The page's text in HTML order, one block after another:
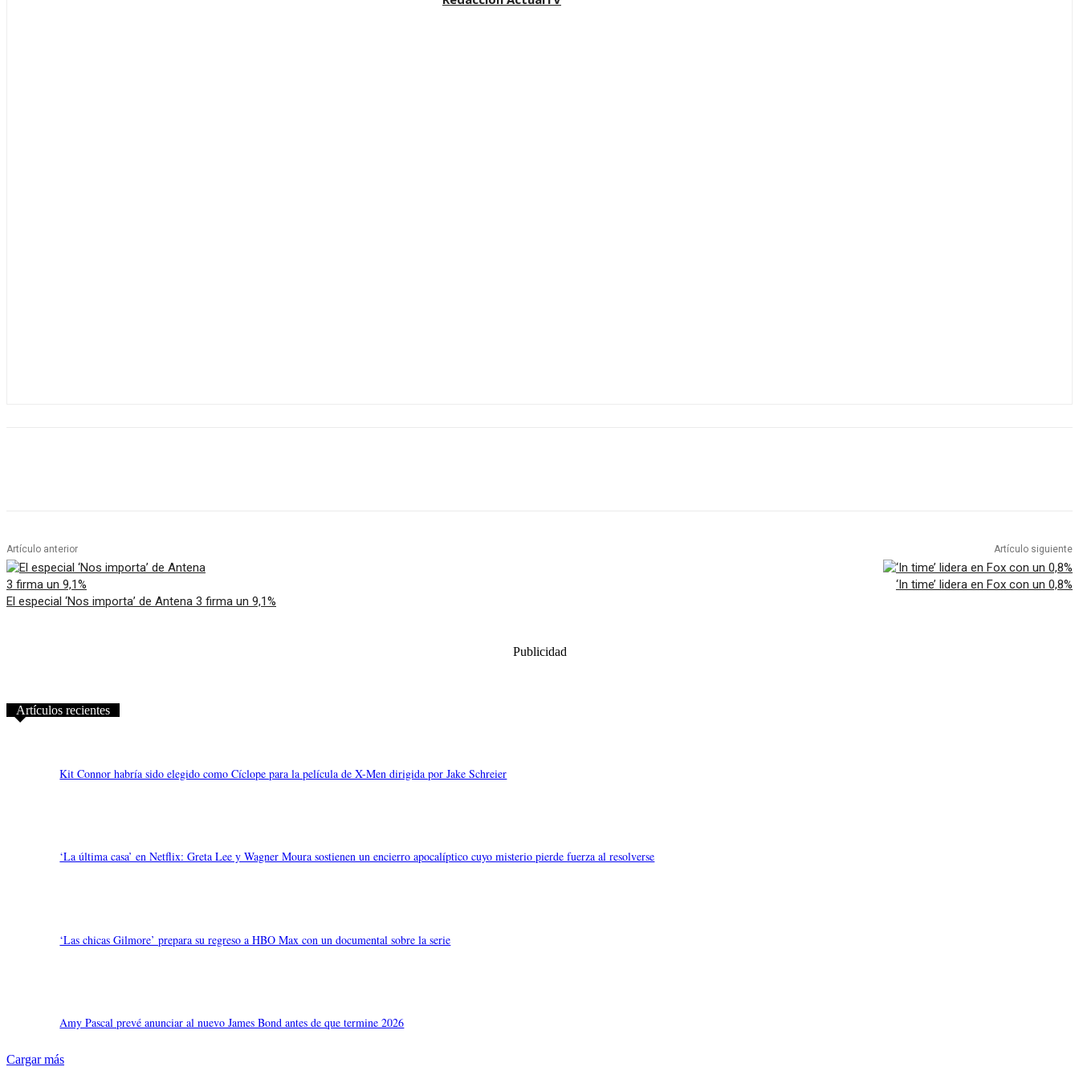
Artículo anterior
El especial ‘Nos importa’ de Antena 3 firma un 9,1%
Artículo siguiente
‘In time’ lidera en Fox con un 0,8%
Publicidad
Artículos recientes
Kit Connor habría sido elegido como Cíclope para la película de X-Men dirigida por Jake Schreier
‘La última casa’ en Netflix: Greta Lee y Wagner Moura sostienen un encierro apocalíptico cuyo misterio pierde fuerza al resolverse
‘Las chicas Gilmore’ prepara su regreso a HBO Max con un documental sobre la serie
Amy Pascal prevé anunciar al nuevo James Bond antes de que termine 2026
Cargar más